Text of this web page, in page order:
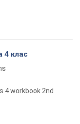
4 клас
4 workbook 2nd